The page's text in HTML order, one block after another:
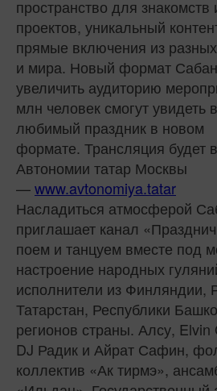
пространство для
проектов, уникальный
прямые включения из
и мира. Новый формат
увеличить аудиторию
млн человек смогут увидеть
любимый праздник в новом
формате. Трансляция будет
Автономии татар Москвы
—www.avtonomiya.tatar
Насладиться атмосферой
приглашает канал
поем и танцуем вместе под
настроение народных
исполнители из Финляндии,
Татарстан, Республики
регионов страны. Алсу, Elvin
DJ Радик и Айрат Сафин,
коллектив «Ак тирмэ»,